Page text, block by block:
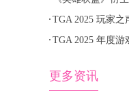
PC、PS5、Xbox
TGA 2025 玩家之
神》《双影奇境》
TGA 2025 年度
更多资讯